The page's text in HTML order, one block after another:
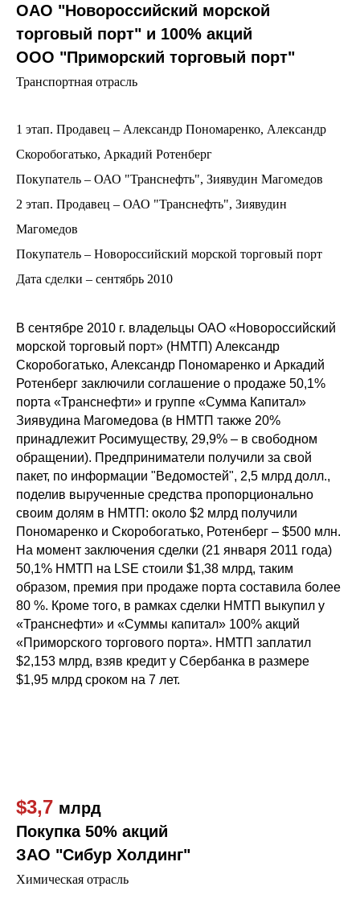
ОАО "Новороссийский морской
торговый порт" и 100% акций
ООО "Приморский торговый порт"
Транспортная отрасль
1 этап. Продавец – Александр Пономаренко, Александр
Скоробогатько, Аркадий Ротенберг
Покупатель – ОАО "Транснефть", Зиявудин Магомедов
2 этап. Продавец – ОАО "Транснефть", Зиявудин
Магомедов
Покупатель – Новороссийский морской торговый порт
Дата сделки – сентябрь 2010
В сентябре 2010 г. владельцы ОАО «Новороссийский
морской торговый порт» (НМТП) Александр
Скоробогатько, Александр Пономаренко и Аркадий
Ротенберг заключили соглашение о продаже 50,1%
порта «Транснефти» и группе «Сумма Капитал»
Зиявудина Магомедова (в НМТП также 20%
принадлежит Росимуществу, 29,9% – в свободном
обращении). Предприниматели получили за свой
пакет, по информации "Ведомостей", 2,5 млрд долл.,
поделив вырученные средства пропорционально
своим долям в НМТП: около $2 млрд получили
Пономаренко и Скоробогатько, Ротенберг – $500 млн.
На момент заключения сделки (21 января 2011 года)
50,1% НМТП на LSE стоили $1,38 млрд, таким
образом, премия при продаже порта составила более
80 %. Кроме того, в рамках сделки НМТП выкупил у
«Транснефти» и «Суммы капитал» 100% акций
«Приморского торгового порта». НМТП заплатил
$2,153 млрд, взяв кредит у Сбербанка в размере
$1,95 млрд сроком на 7 лет.
$3,7 млрд
Покупка 50% акций
ЗАО "Сибур Холдинг"
Химическая отрасль